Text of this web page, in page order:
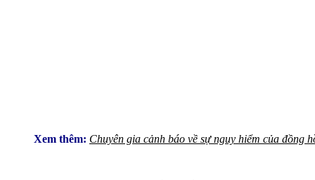
Xem thêm: Chuyên gia cảnh báo về sự nguy hiểm của đồng